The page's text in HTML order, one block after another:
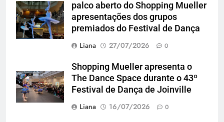
palco aberto do Shopping Mueller
apresentações dos grupos
premiados do Festival de Dança
Liana
27/07/2026 0
Shopping Mueller apresenta o
The Dance Space durante o 43º
Festival de Dança de Joinville
Liana
16/07/2026 0